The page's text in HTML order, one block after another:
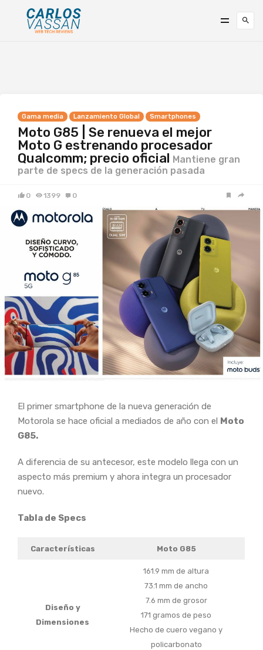
Gama media Lanzamiento Global Smartphones
Moto G85 | Se renueva el mejor
Moto G estrenando procesador
Qualcomm; precio oficial Mantiene gran
parte de specs de la generación pasada
0 1399 0
El primer smartphone de la nueva generación de
Motorola se hace oficial a mediados de año con el Moto
G85.
A diferencia de su antecesor, este modelo llega con un
aspecto más premium y ahora integra un procesador
nuevo.
Tabla de Specs
Características Moto G85
Diseño y
Dimensiones
161.9 mm de altura
73.1 mm de ancho
7.6 mm de grosor
171 gramos de peso
Hecho de cuero vegano y
policarbonato